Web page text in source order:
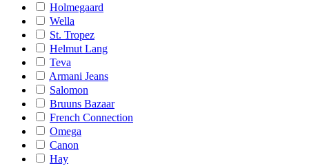
Holmegaard
Wella
St. Tropez
Helmut Lang
Teva
Armani Jeans
Salomon
Bruuns Bazaar
French Connection
Omega
Canon
Hay